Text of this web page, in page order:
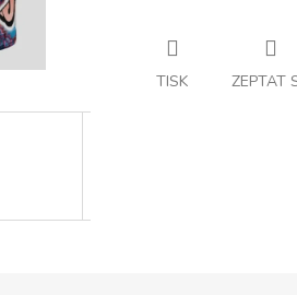
TISK ZEPTAT